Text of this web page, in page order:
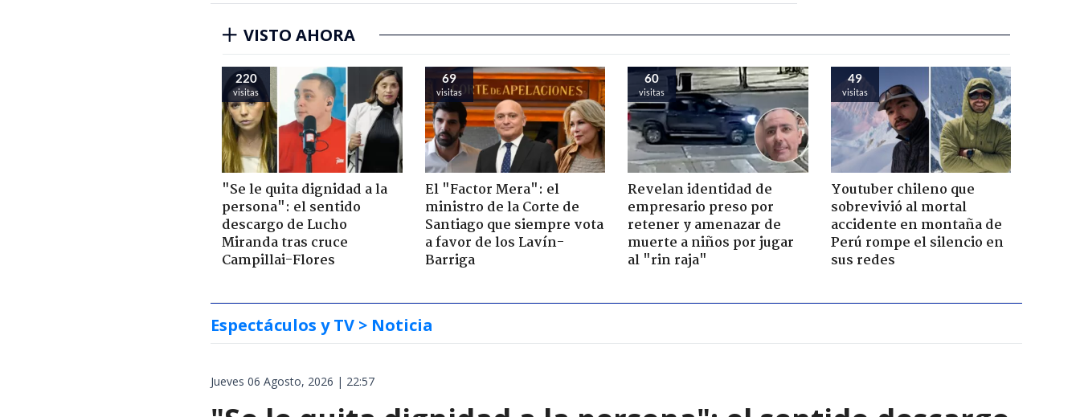
VISTO AHORA
220
visitas
"Se le quita dignidad a la
persona": el sentido
descargo de Lucho
Miranda tras cruce
Campillai-Flores
69
visitas
El "Factor Mera": el
ministro de la Corte de
Santiago que siempre vota
a favor de los Lavín-
Barriga
60
visitas
Revelan identidad de
empresario preso por
retener y amenazar de
muerte a niños por jugar
al "rin raja"
49
visitas
Youtuber chileno que
sobrevivió al mortal
accidente en montaña de
Perú rompe el silencio en
sus redes
Espectáculos y TV > Noticia
Jueves 06 Agosto, 2026 | 22:57